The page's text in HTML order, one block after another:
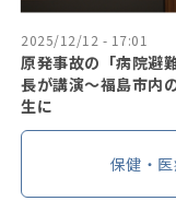
2025/12/12 - 17:01
原発事故の「病院避
長が講演～福島市内
生に
保健・